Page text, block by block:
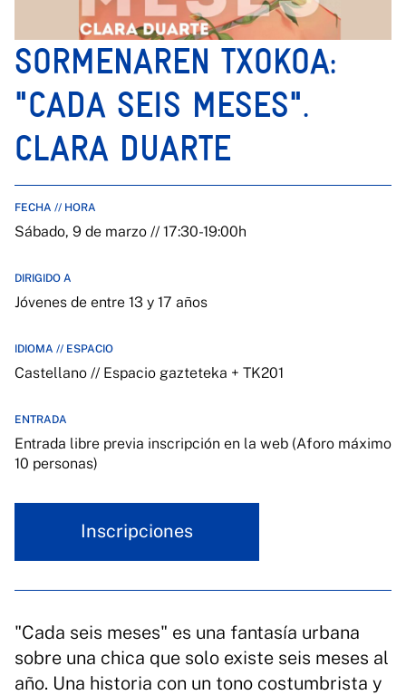
SORMENAREN TXOKOA:
"CADA SEIS MESES".
CLARA DUARTE
FECHA // HORA
Sábado, 9 de marzo // 17:30-19:00h
DIRIGIDO A
Jóvenes de entre 13 y 17 años
IDIOMA // ESPACIO
Castellano // Espacio gazteteka + TK201
ENTRADA
Entrada libre previa inscripción en la web (Aforo máximo
10 personas)
Inscripciones
"Cada seis meses" es una fantasía urbana
sobre una chica que solo existe seis meses al
año. Una historia con un tono costumbrista y